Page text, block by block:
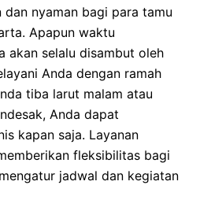
dan nyaman bagi para tamu
Apapun waktu
akan selalu disambut oleh
Anda dengan ramah
tiba larut malam atau
Anda dapat
kapan saja. Layanan
fleksibilitas bagi
jadwal dan kegiatan